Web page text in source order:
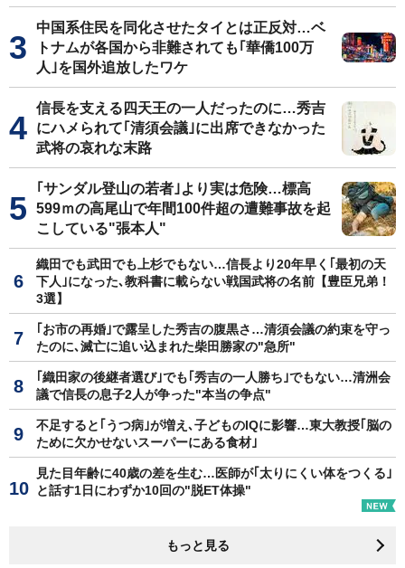
中国系住民を同化させたタイとは正反対…ベ
トナムが各国から非難されても｢華僑100万
人｣を国外追放したワケ
信長を支える四天王の一人だったのに…秀吉
にハメられて｢清須会議｣に出席できなかった
武将の哀れな末路
｢サンダル登山の若者｣より実は危険…標高
599ｍの高尾山で年間100件超の遭難事故を起
こしている"張本人"
織田でも武田でも上杉でもない…信長より20年早く｢最初の天
下人｣になった､教科書に載らない戦国武将の名前【豊臣兄弟！
3選】
｢お市の再婚｣で露呈した秀吉の腹黒さ…清須会議の約束を守っ
たのに､滅亡に追い込まれた柴田勝家の"急所"
｢織田家の後継者選び｣でも｢秀吉の一人勝ち｣でもない…清洲会
議で信長の息子2人が争った"本当の争点"
不足すると｢うつ病｣が増え､子どものIQに影響…東大教授｢脳の
ために欠かせないスーパーにある食材｣
見た目年齢に40歳の差を生む…医師が｢太りにくい体をつくる｣
と話す1日にわずか10回の"脱ET体操"
もっと見る